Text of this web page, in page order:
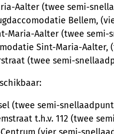
Aalter (twee semi-
Bellem,
Maria-Aalter (twee
Sint-Maria-Aalter,
(twee semi-
(twee semi-
t.h.v. 112 (twee